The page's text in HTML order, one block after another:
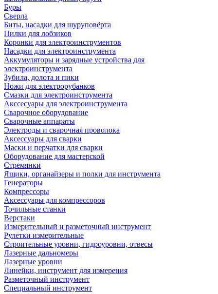
Буры
Сверла
Биты, насадки для шуруповёрта
Пилки для лобзиков
Коронки для электроинструментов
Насадки для электроинструмента
Аккумуляторы и зарядные устройства для
электроинструмента
Зубила, долота и пики
Ножи для электрорубанков
Смазки для электроинструмента
Акссесуары для электроинструмента
Сварочное оборудование
Сварочные аппараты
Электроды и сварочная проволока
Аксессуары для сварки
Маски и перчатки для сварки
Оборудование для мастерской
Стремянки
Ящики, органайзеры и полки для инструмента
Генераторы
Компрессоры
Аксессуары для компрессоров
Точильные станки
Верстаки
Измерительный и разметочный инструмент
Рулетки измерительные
Строительные уровни, гидроуровни, отвесы
Лазерные дальномеры
Лазерные уровни
Линейки, инструмент для измерения
Разметочный инструмент
Специальный инструмент